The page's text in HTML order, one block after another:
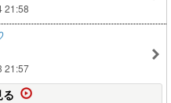
21:58
21:57
る